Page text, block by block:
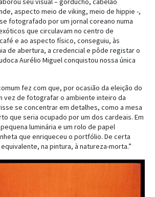
aspecto meio de viking, meio de hippie -,
fotografado por um jornal coreano numa
que circulavam no centro de
e ao aspecto físico, conseguiu, às
de abertura, a credencial e pôde registar o
Aurélio Miguel conquistou nossa única
fez com que, por ocasião da eleição do
vez de fotografar o ambiente inteiro da
se concentrar em detalhes, como a mesa
que seria ocupado por um dos cardeais. Em
luminária e um rolo de papel
que enriqueceu o portfólio. De certa
na pintura, à natureza-morta.”